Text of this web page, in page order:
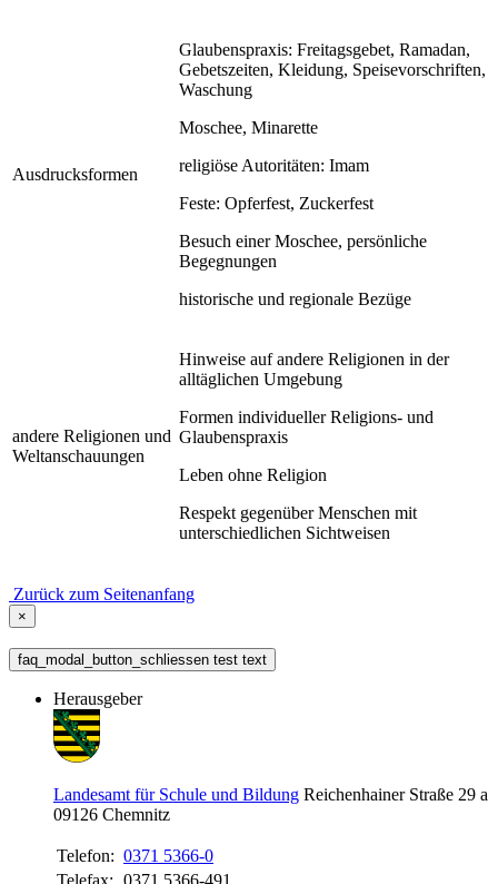
Ausdrucksformen
Glaubenspraxis: Freitagsgebet, Ramadan,
Gebetszeiten, Kleidung, Speisevorschriften,
Waschung
Moschee, Minarette
religiöse Autoritäten: Imam
Feste: Opferfest, Zuckerfest
Besuch einer Moschee, persönliche
Begegnungen
historische und regionale Bezüge
andere Religionen und
Weltanschauungen
Hinweise auf andere Religionen in der
alltäglichen Umgebung
Formen individueller Religions- und
Glaubenspraxis
Leben ohne Religion
Respekt gegenüber Menschen mit
unterschiedlichen Sichtweisen
Zurück zum Seitenanfang
×
faq_modal_button_schliessen test text
Herausgeber
Landesamt für Schule und Bildung Reichenhainer Straße 29 a
09126 Chemnitz
Telefon: 0371 5366-0
Telefax: 0371 5366-491